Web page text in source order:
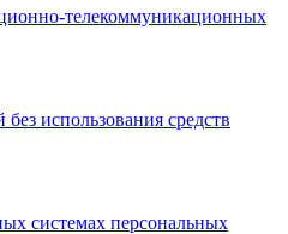
телекоммуникационных
использования средств
системах персональных